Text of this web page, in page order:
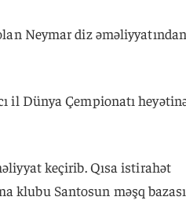
Neymar diz
il Dünya Çempionatı
keçirib. Qısa istirahət
klubu Santosun məşq